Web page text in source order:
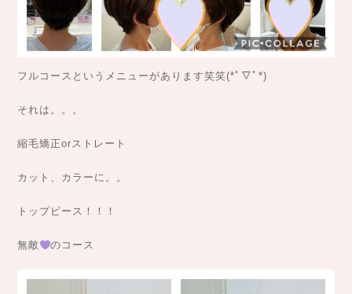
フルコースというメニューがあります笑笑(*ﾟ▽ﾟ*)
それは。。。
縮毛矯正orストレート
カット、カラーに。。
トップピース！！！
無敵 のコース